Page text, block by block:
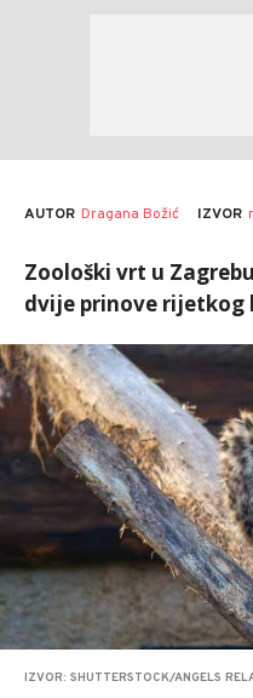
AUTOR Dragana Božić IZVOR
Zoološki vrt u
dvije prinove rijetkog
IZVOR: SHUTTERSTOCK/ANGELS